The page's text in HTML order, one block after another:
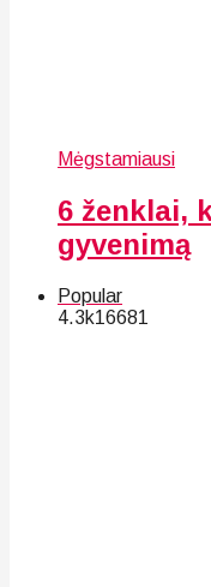
Mėgstamiausi
6 ženklai,
gyvenimą
Popular
4.3k16681